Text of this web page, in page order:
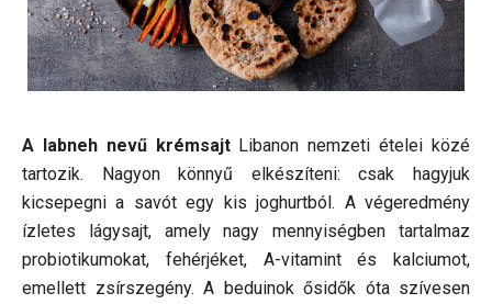
A labneh nevű krémsajtLibanon nemzeti ételei közé
tartozik. Nagyon könnyű elkészíteni: csak hagyjuk
kicsepegni a savót egy kis joghurtból. A végeredmény
ízletes lágysajt, amely nagy mennyiségben tartalmaz
probiotikumokat, fehérjéket, A-vitamint és kalciumot,
emellett zsírszegény. A beduinok ősidők óta szívesen